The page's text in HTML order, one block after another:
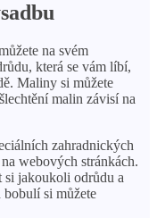
na svém
která se vám líbí,
Maliny si můžete
malin závisí na
zahradnických
webových stránkách.
si jakoukoli odrůdu a
bobulí si můžete